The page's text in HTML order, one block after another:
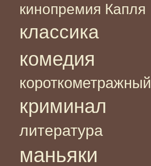
кинопремия Капля
классика
комедия
короткометражный
криминал
литература
маньяки